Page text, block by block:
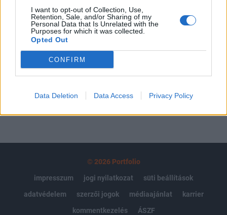
I want to opt-out of Collection, Use,
Retention, Sale, and/or Sharing of my
Personal Data that Is Unrelated with the
Purposes for which it was collected.
Opted Out
CONFIRM
Data Deletion Data Access Privacy Policy
Kötéslisták: BÉT elmúlt 2 év napon belüli
kötéslistái
© 2026 Portfolio
impresszum
jogi nyilatkozat
süti beállítások
adatvédelem
szerzői jogok médiaajánlat
karrier
kommentkezelés
ÁSZF